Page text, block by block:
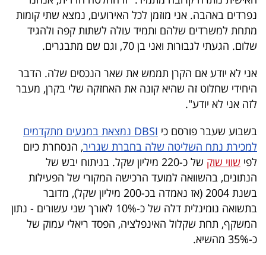
ניוזלטרים
מייל
אדום
פרסמו
באייס
עקבו
נפרדים באהבה. אני מוזמן לכל האירועים, נמצא שתי קומות
מתחת למשרדים שלהם ותמיד עולה לשתות קפה ולהגיד
שלום. הגעתי לגבורות ואני בן 70, וגם שם מתבגרים.
אני לא יודע אם הקרן תממש את שאר הנכסים שלה. הדבר
היחידי שחלוט זה שהיא קונה את האחזקה שלי בקרן, מעבר
לזה אני לא יודע".
בשבוע שעבר פורסם כי
DBSI נמצאת במגעים מתקדמים
למכירת נתח השליטה שלה בחברת שגריר, הנסחרת כיום
לפי שווי שוק
של כ-220 מיליון שקל. בניתוח יבש של
הנתונים, בהשוואה למועד הרכישה המקורי של הפעילות
בשנת 2004 (אז נאמדה בכ-200 מיליון שקל), מדובר
בתשואה נומינלית דלה של כ-10% לאורך שני עשורים - נתון
המשקף, תחת שקלול האינפלציה, הפסד ריאלי עמוק של
כ-35% מהשיא.